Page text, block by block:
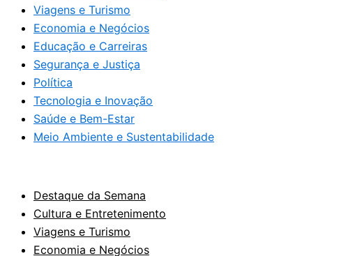
Viagens e Turismo
Economia e Negócios
Educação e Carreiras
Segurança e Justiça
Política
Tecnologia e Inovação
Saúde e Bem-Estar
Meio Ambiente e Sustentabilidade
Destaque da Semana
Cultura e Entretenimento
Viagens e Turismo
Economia e Negócios